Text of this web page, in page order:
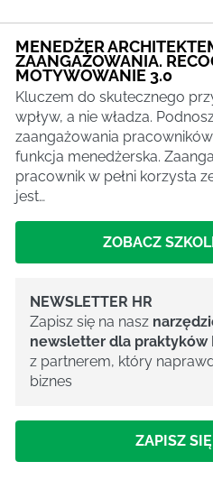
MENEDŻER
ZAANGAŻOWANIA.
MOTYWOWANIE 3.0
Kluczem do skutecznego
wpływ, a nie władza.
zaangażowania
funkcja menedżerska.
pracownik w pełni korzysta
jest…
ZOBACZ
NEWSLETTER HR
Zapisz się na nasz
newsletter dla praktyków
z partnerem, który
biznes
ZAPISZ SIĘ